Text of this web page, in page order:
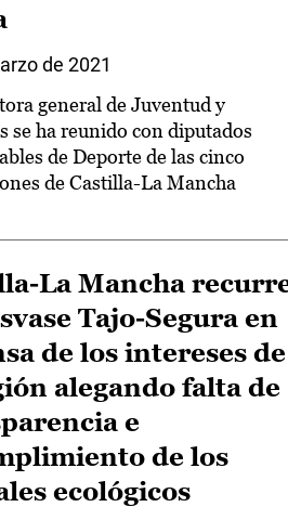
de 2021
general de Juventud y
se ha reunido con diputados
de Deporte de las cinco
de Castilla-La Mancha
La Mancha
Tajo-Segura en
de los intereses de
alegando falta de
e
de los
ecológicos